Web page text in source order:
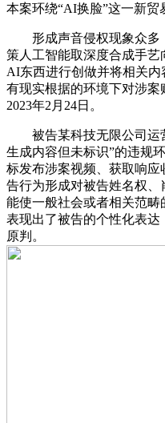
本案环绕“AI换脸”这一新贸
形成声音侵权现象众多
策人工智能取深度合成手艺
AI东西进行创做并将相关
有现实根据的环境下对涉案
2023年2月24日。
被告某科技无限公司运
生成内容但未标识”的违规
标发布涉案视频、获取响
告行为形成对被告姓名权
能使一般社会或者相关范畴
表现出了被告的个性化表
原判。